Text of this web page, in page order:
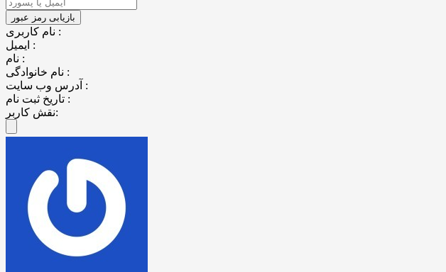
نام کاربری :
ایمیل :
نام :
نام خانوادگی :
آدرس وب سایت :
تاریخ ثبت نام :
نقش کاربر: